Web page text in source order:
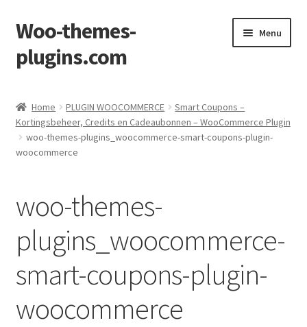
Skip
to
navigation
Skip
to
content
Woo-themes-
plugins.com
Menu
Home PLUGIN WOOCOMMERCE
Smart Coupons –
Kortingsbeheer, Credits en Cadeaubonnen – WooCommerce Plugin
woo-themes-plugins_woocommerce-smart-coupons-plugin-
woocommerce
woo-themes-
plugins_woocommerce-
smart-coupons-plugin-
woocommerce